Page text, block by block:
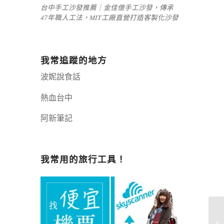
台中手工沙發推薦｜金佳億手工沙發，傳承
47年職人工法，MIT工廠直營打造客製化沙發
我常追蹤的地方
波妮說食話
熱血台中
阿新筆記嘉義+1 | 嘉義加一
我常用的旅行工具！